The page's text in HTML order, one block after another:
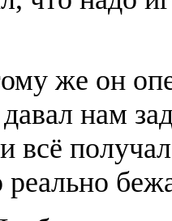
же он
давал нам
всё